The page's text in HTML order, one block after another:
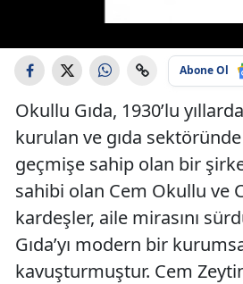
Abone Ol
Okullu Gıda, 1930’lu
kurulan ve gıda
geçmişe sahip olan bir
sahibi olan Cem Okullu ve
kardeşler, aile mirasını
Gıda’yı modern bir
kavuşturmuştur. Cem